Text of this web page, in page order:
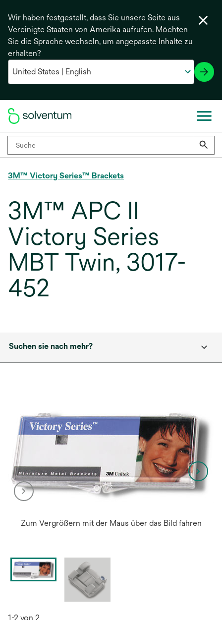
Wir haben festgestellt, dass Sie unsere Seite aus
Vereinigte Staaten von Amerika aufrufen. Möchten
Sie die Sprache wechseln, um angepasste Inhalte zu
erhalten?
3M™ Victory Series™ Brackets
3M™ APC II
Victory Series
MBT Twin, 3017-
452
Suchen sie nach mehr?
Zum Vergrößern mit der Maus über das Bild fahren
1-2 von 2